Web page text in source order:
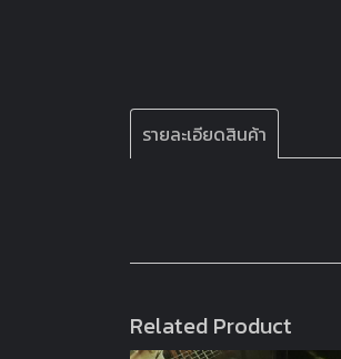
รายละเอียดสินค้า
Related Product